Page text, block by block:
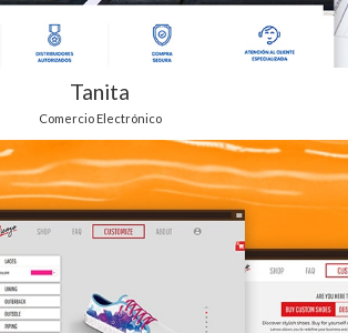
Tanita
Comercio Electrónico